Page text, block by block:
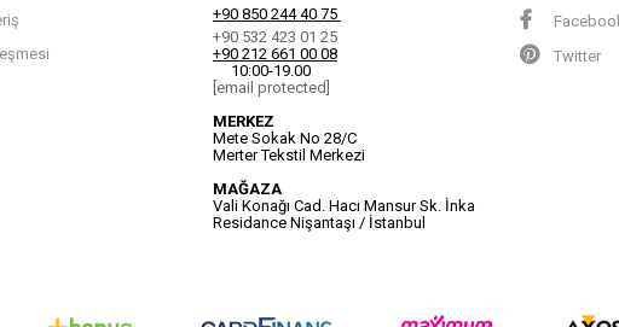
+90 850 244 40 75
+90 532 423 01 25
+90 212 661 00 08
10:00-19.00
[email protected]
MERKEZ
Mete Sokak No 28/C
Merter Tekstil Merkezi
MAĞAZA
Vali Konağı Cad. Hacı Mansur Sk. İnka
Residance Nişantaşı / İstanbul
Twitter